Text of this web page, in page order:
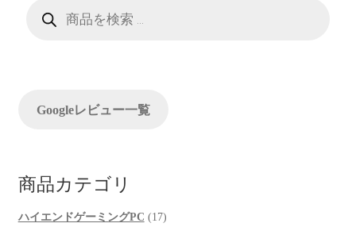
ー
ンGoogleレビュー一覧
商品カテゴリ
ハイエンドゲーミングPC 1717